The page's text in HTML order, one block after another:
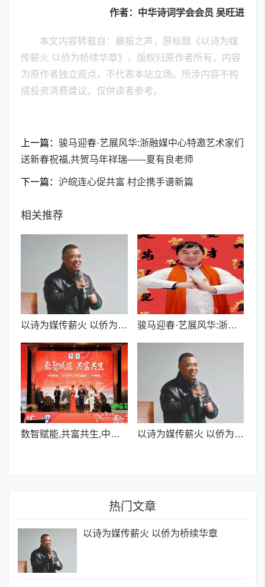
作者：中华诗词学会会员 吴旺进
本文内容转载自：晨报之声，原标题《以诗为媒
传薪火 以侨为桥续华章》，版权归原作者所有，内容
为原作者独立观点，不代表本站立场。所涉内容不构
成投资消费建议，仅供读者参考。
上一篇： 骏马迎春·艺展风华:浙融媒中心特邀艺术家们
送新春祝福,共贺马年祥瑞——夏有良老师
下一篇： 沪皖连心促共富 村企携手谱新篇
相关推荐
以诗为媒传薪火 以侨为桥续华章 骏马迎春·艺展风华:浙融媒中心特邀艺术家们送新春祝福,共贺马年祥瑞——夏有良老师
数智赋能,共富共生,中品数字生态年会盛典成功举办 以诗为媒传薪火 以侨为桥续华章
热门文章
以诗为媒传薪火 以侨为桥续华章